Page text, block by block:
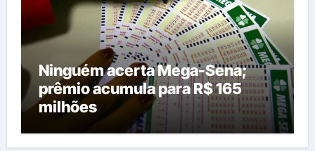
Ninguém acerta Mega-Sena;
prêmio acumula para R$ 165
milhões